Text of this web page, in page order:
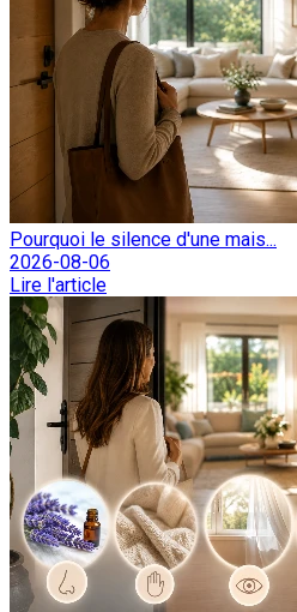
Pourquoi le silence d'une mais...
2026-08-06
Lire l'article